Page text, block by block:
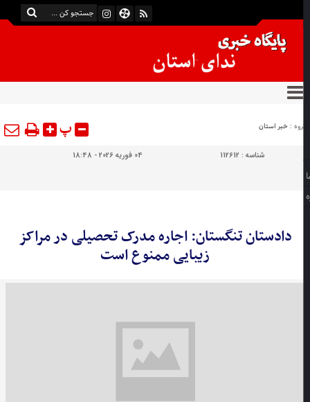
:خبر استان پ
شناسه :112612 04 فوریه 2026 - 18:48
دادستان تنگستان: اجاره مدرک تحصیلی در مراکز
زیبایی ممنوع است